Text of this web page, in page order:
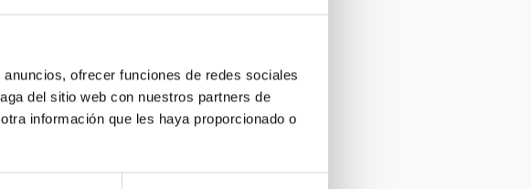
ofrecer funciones de redes sociales
del sitio web con nuestros partners de
información que les haya proporcionado o